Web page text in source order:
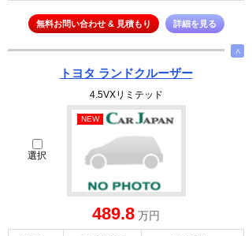
無料お問い合わせ & 見積もり 詳細を見る
∧
トヨタ ランドクルーザー
4.5VXリミテッド
選択
NEW
489.8 万円